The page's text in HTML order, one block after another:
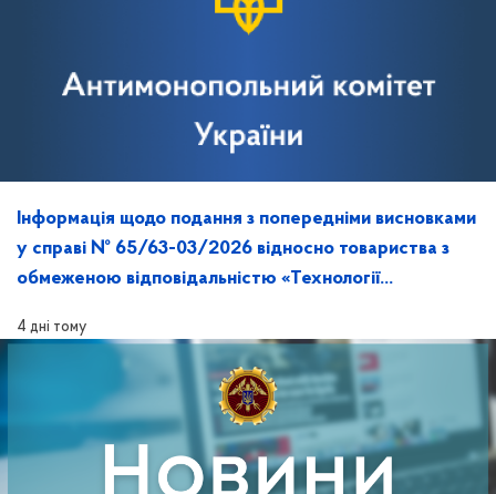
Інформація щодо подання з попередніми висновками
у справі № 65/63-03/2026 відносно товариства з
обмеженою відповідальністю «Технології
4 дні тому